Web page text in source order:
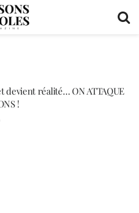
devient réalité… ON ATTAQUE
!